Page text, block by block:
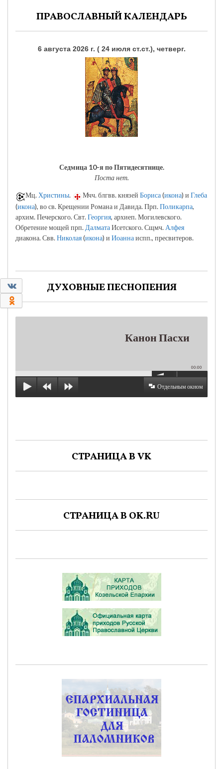
0
ПРАВОСЛАВНЫЙ КАЛЕНДАРЬ
6 августа 2026 г. ( 24 июля ст.ст.), четверг.
Седмица 10-я по Пятидесятнице.
Поста нет.
Мц. Христины. Мчч. блгвв. князей Бориса(икона) и Глеба
(икона), во св. Крещении Романа и Давида. Прп.Поликарпа,
архим. Печерского. Свт.Георгия, архиеп. Могилевского.
Обретение мощей прп. ДалматаИсетского. Сщмч. Алфея
диакона. Свв.Николая(икона) и Иоаннаиспп., пресвитеров.
ДУХОВНЫЕ ПЕСНОПЕНИЯ
Канон Пасхи
00:00
Отдельным окном
СТРАНИЦА В VK
СТРАНИЦА В OK.RU